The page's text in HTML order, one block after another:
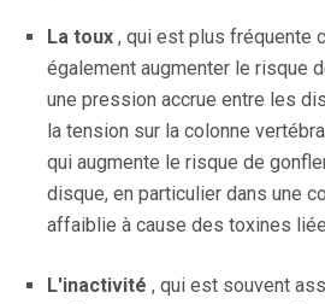
La toux , qui est plus fréquente
également augmenter le risque
une pression accrue entre les
la tension sur la colonne
qui augmente le risque de
disque, en particulier dans une
affaiblie à cause des toxines
L'inactivité , qui est souvent